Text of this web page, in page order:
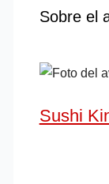
Sobre el
Sushi